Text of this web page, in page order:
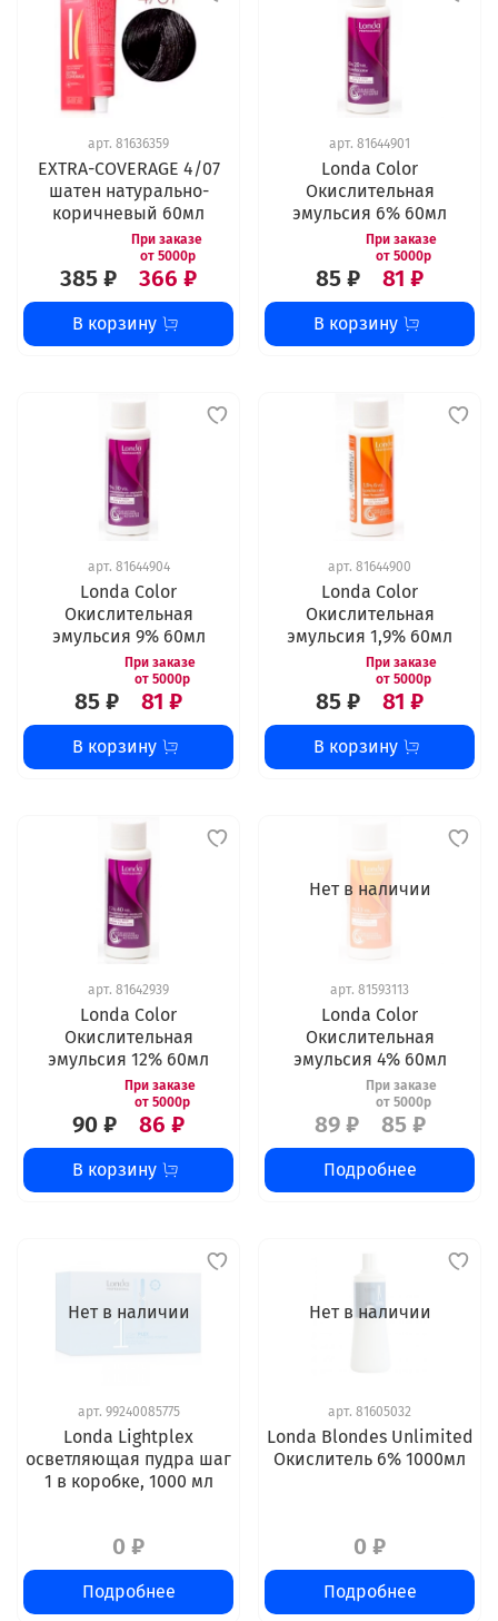
арт. 81636359
EXTRA-COVERAGE 4/07
шатен натурально-
коричневый 60мл
385 ₽ 366 ₽
В корзину
арт. 81644901
Londa Color
Окислительная
эмульсия 6% 60мл
85 ₽ 81 ₽
В корзину
арт. 81644904
Londa Color
Окислительная
эмульсия 9% 60мл
85 ₽ 81 ₽
В корзину
арт. 81644900
Londa Color
Окислительная
эмульсия 1,9% 60мл
85 ₽ 81 ₽
В корзину
арт. 81642939
Londa Color
Окислительная
эмульсия 12% 60мл
90 ₽ 86 ₽
В корзину
Нет в наличии
арт. 81593113
Londa Color
Окислительная
эмульсия 4% 60мл
89 ₽ 85 ₽
Подробнее
Нет в наличии
арт. 99240085775
Londa Lightplex
осветляющая пудра шаг
1 в коробке, 1000 мл
0 ₽
Подробнее
Нет в наличии
арт. 81605032
Londa Blondes Unlimited
Окислитель 6% 1000мл
0 ₽
Подробнее